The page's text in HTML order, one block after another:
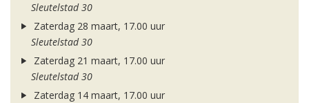
Sleutelstad 30
Zaterdag 28 maart, 17.00 uur
Sleutelstad 30
Zaterdag 21 maart, 17.00 uur
Sleutelstad 30
Zaterdag 14 maart, 17.00 uur